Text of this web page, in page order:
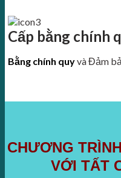
Cấp bằng chính
Bằng chính quyvà Đảm
CHƯƠNG
VỚI TẤT